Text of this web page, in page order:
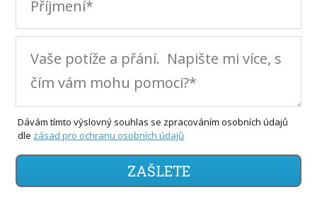
Dávám tímto výslovný souhlas se zpracováním osobních údajů
dle zásad pro ochranu osobních údajů
ZAŠLETE